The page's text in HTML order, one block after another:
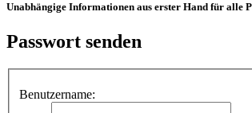
Unabhängige Informationen aus erster Hand für alle
Passwort senden
Benutzername: